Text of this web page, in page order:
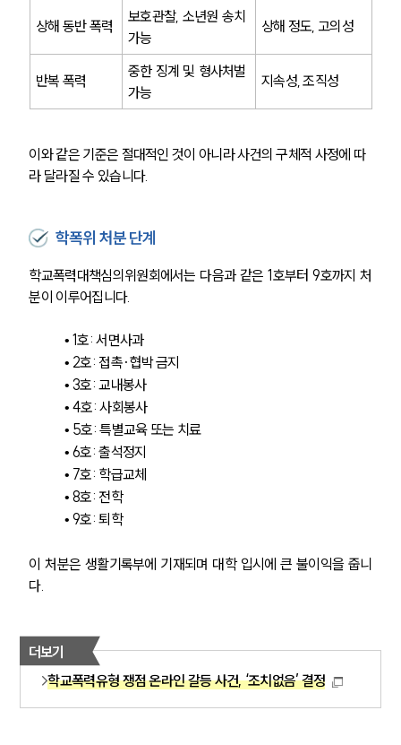
상해 동반 폭력
보호관찰, 소년원 송치
가능
상해 정도, 고의성
반복 폭력
중한 징계 및 형사처벌
가능
지속성, 조직성
이와 같은 기준은 절대적인 것이 아니라 사건의 구체적 사정에 따
라 달라질 수 있습니다.
학폭위 처분 단계
학교폭력대책심의위원회에서는 다음과 같은 1호부터 9호까지 처
분이 이루어집니다.
• 1호: 서면사과
• 2호: 접촉·협박 금지
• 3호: 교내봉사
• 4호: 사회봉사
• 5호: 특별교육 또는 치료
• 6호: 출석정지
• 7호: 학급교체
• 8호: 전학
• 9호: 퇴학
이 처분은 생활기록부에 기재되며 대학 입시에 큰 불이익을 줍니
다.
더보기
학교폭력유형 쟁점 온라인 갈등 사건, ‘조치없음’ 결정